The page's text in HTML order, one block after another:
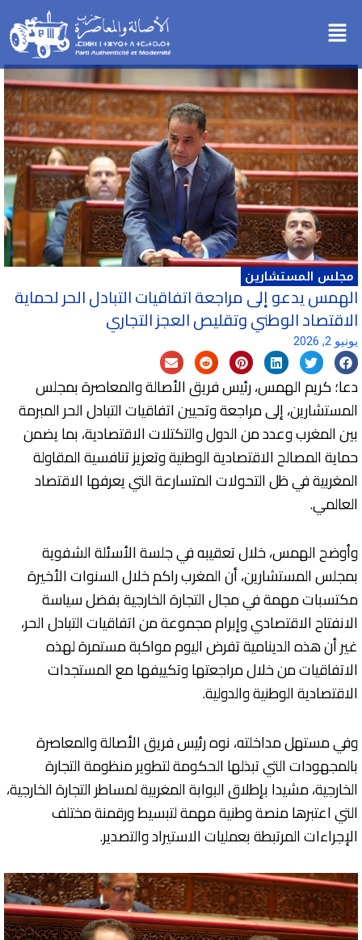
إلىMenu
مجلس المستشارين
الهمس يدعو إلى مراجعة اتفاقيات التبادل الحر لحماية
الاقتصاد الوطني وتقليص العجز التجاري
يونيو 2, 2026
دعا؛ كريم الهمس، رئيس فريق الأصالة والمعاصرة بمجلس
المستشارين، إلى مراجعة وتحيين اتفاقيات التبادل الحر المبرمة
بين المغرب وعدد من الدول والتكتلات الاقتصادية، بما يضمن
حماية المصالح الاقتصادية الوطنية وتعزيز تنافسية المقاولة
المغربية في ظل التحولات المتسارعة التي يعرفها الاقتصاد
العالمي.
وأوضح الهمس، خلال تعقيبه في جلسة الأسئلة الشفوية
بمجلس المستشارين، أن المغرب راكم خلال السنوات الأخيرة
مكتسبات مهمة في مجال التجارة الخارجية بفضل سياسة
الانفتاح الاقتصادي وإبرام مجموعة من اتفاقيات التبادل الحر،
غير أن هذه الدينامية تفرض اليوم مواكبة مستمرة لهذه
الاتفاقيات من خلال مراجعتها وتكييفها مع المستجدات
الاقتصادية الوطنية والدولية.
وفي مستهل مداخلته، نوه رئيس فريق الأصالة والمعاصرة
بالمجهودات التي تبذلها الحكومة لتطوير منظومة التجارة
الخارجية، مشيدا بإطلاق البوابة المغربية لمساطر التجارة الخارجية،
التي اعتبرها منصة وطنية مهمة لتبسيط ورقمنة مختلف
الإجراءات المرتبطة بعمليات الاستيراد والتصدير.